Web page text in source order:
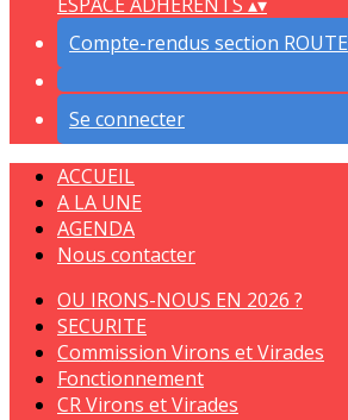
Compte-rendus section ROUTE
Se connecter
ACCUEIL
A LA UNE
AGENDA
Nous contacter
OU IRONS-NOUS EN 2026 ?
SECURITE
Commission Virons et Virades
Fonctionnement
CR Virons et Virades